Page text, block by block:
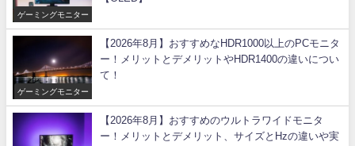
ゲーミングモニター
ゲーミングモニター
【2026年8月】おすすめなHDR1000以上のPCモニタ
ー！メリットとデメリットやHDR1400の違いについ
て！
【2026年8月】おすすめのウルトラワイドモニタ
ー！メリットとデメリット、サイズとHzの違いや実